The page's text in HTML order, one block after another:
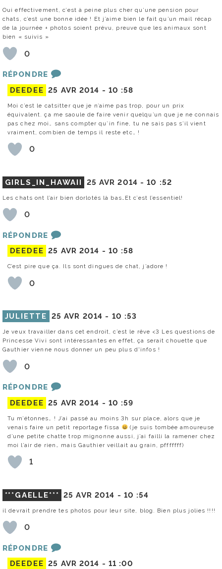
Oui effectivement, c’est à peine plus cher qu’une pension pour
chats, c’est une bonne idée ! Et j’aime bien le fait qu’un mail récap
de la journée + photos soient prévu, preuve que les animaux sont
bien « suivis »
0
RÉPONDRE
DEEDEE 25 AVR 2014 - 10 :58
Moi c’est le catsitter que je n’aime pas trop, pour un prix
équivalent. ça me saoule de faire venir quelqu’un que je ne connais
pas chez moi… sans compter qu’in fine, tu ne sais pas s’il vient
vraiment, combien de temps il reste etc… !
0
GIRLS_IN_HAWAII 25 AVR 2014 -10 :52
Les chats ont l’air bien dorlotés là bas…Et c’est l’essentiel!
0
RÉPONDRE
DEEDEE 25 AVR 2014 - 10 :58
C’est pire que ça. Ils sont dingues de chat, j’adore !
0
JULIETTE 25 AVR 2014 - 10 :53
Je veux travailler dans cet endroit, c’est le rêve <3 Les questions de
Princesse Vivi sont intéressantes en effet, ça serait chouette que
Gauthier vienne nous donner un peu plus d'infos !
0
RÉPONDRE
DEEDEE 25 AVR 2014 - 10 :59
Tu m’étonnes… ! J’ai passé au moins 3h sur place, alors que je
venais faire un petit reportage fissa
(je suis tombée amoureuse
d’une petite chatte trop mignonne aussi, j’ai failli la ramener chez
moi l’air de rien… mais Gauthier veillait au grain, pfffffff)
1
***GAELLE*** 25 AVR 2014 - 10 :54
il devrait prendre tes photos pour leur site, blog. Bien plus jolies !!!!
0
RÉPONDRE
DEEDEE 25 AVR 2014 - 11 :00